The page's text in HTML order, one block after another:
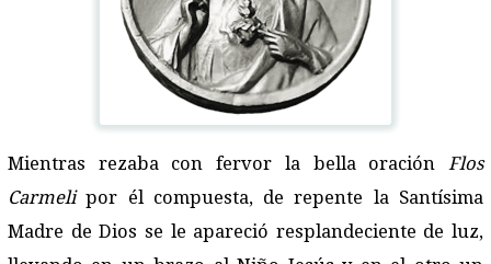
Mientras rezaba con fervor la bella oración Flos
Carmelipor él compuesta, de repente la Santísima
Madre de Dios se le apareció resplandeciente de luz,